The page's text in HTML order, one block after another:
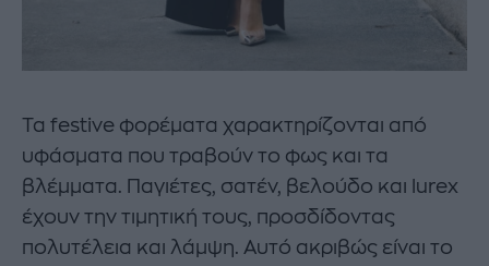
Τα festive φορέματα χαρακτηρίζονται από
υφάσματα που τραβούν το φως και τα
βλέμματα. Παγιέτες, σατέν, βελούδο και lurex
έχουν την τιμητική τους, προσδίδοντας
πολυτέλεια και λάμψη. Αυτό ακριβώς είναι το